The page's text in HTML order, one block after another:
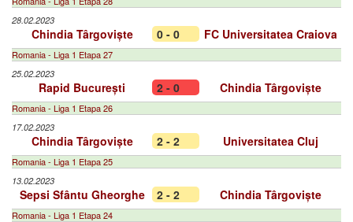
28.02.2023
Chindia Târgoviște 0 - 0 FC Universitatea Craiova
Romania - Liga 1 Etapa 27
25.02.2023
Rapid București 2 - 0 Chindia Târgoviște
Romania - Liga 1 Etapa 26
17.02.2023
Chindia Târgoviște 2 - 2 Universitatea Cluj
Romania - Liga 1 Etapa 25
13.02.2023
Sepsi Sfântu Gheorghe 2 - 2 Chindia Târgoviște
Romania - Liga 1 Etapa 24